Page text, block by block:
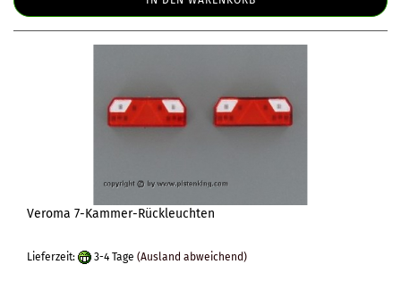
Veroma 7-Kammer-Rückleuchten
Lieferzeit: 3-4 Tage (Ausland abweichend)